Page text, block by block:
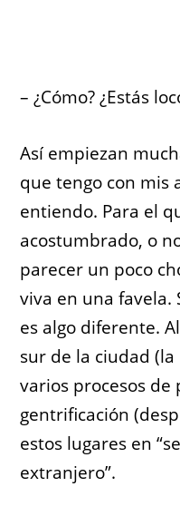
– ¿Cómo? ¿Estás
Así empiezan
que tengo con mis
entiendo. Para el
acostumbrado, o
parecer un poco
viva en una favela.
es algo diferente.
sur de la ciudad
varios procesos
gentrificación
estos lugares en
extranjero”.